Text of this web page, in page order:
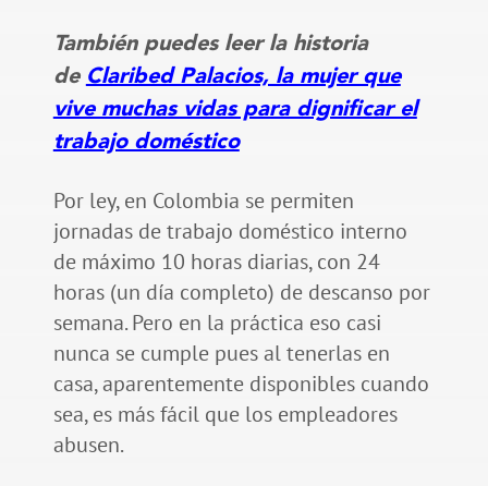
También puedes leer la historia
de Claribed Palacios, la mujer que
vive muchas vidas para dignificar el
trabajo doméstico
Por ley, en Colombia se permiten
jornadas de trabajo doméstico interno
de máximo 10 horas diarias, con 24
horas (un día completo) de descanso por
semana. Pero en la práctica eso casi
nunca se cumple pues al tenerlas en
casa, aparentemente disponibles cuando
sea, es más fácil que los empleadores
abusen.